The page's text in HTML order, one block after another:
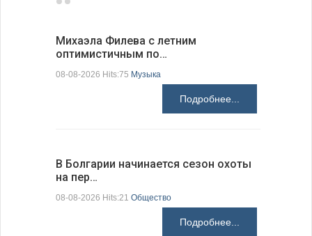
Михаэла Филева с летним
оптимистичным по…
08-08-2026 Hits:75 Музыка
Подробнее...
В Болгарии начинается сезон охоты
на пер…
08-08-2026 Hits:21 Общество
Подробнее...